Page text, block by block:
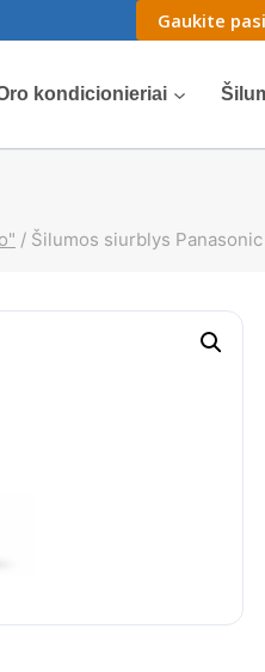
Gaukite
kondicionieriai
/ Šilumos siurblys